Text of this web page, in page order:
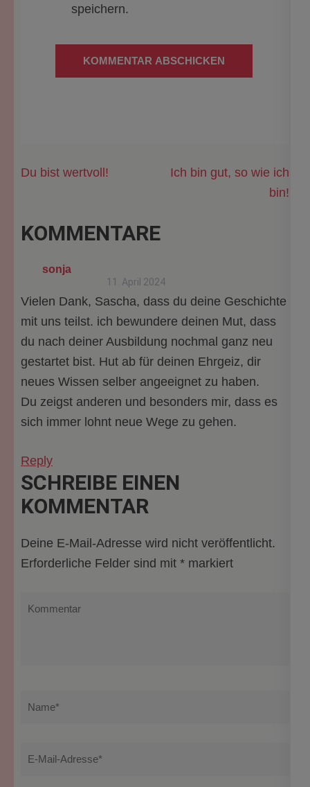
speichern.
Beitragsnavigation
Du bist wertvoll!
Ich bin gut, so wie ich
bin!
KOMMENTARE
sonja
11. April 2024
Vielen Dank, Sascha, dass du deine Geschichte
mit uns teilst. ich bewundere deinen Mut, dass
du nach deiner Ausbildung nochmal ganz neu
gestartet bist. Hut ab für deinen Ehrgeiz, dir
neues Wissen selber angeeignet zu haben.
Du zeigst anderen und besonders mir, dass es
sich immer lohnt neue Wege zu gehen.
Reply
SCHREIBE EINEN
KOMMENTAR
Deine E-Mail-Adresse wird nicht veröffentlicht.
Erforderliche Felder sind mit * markiert